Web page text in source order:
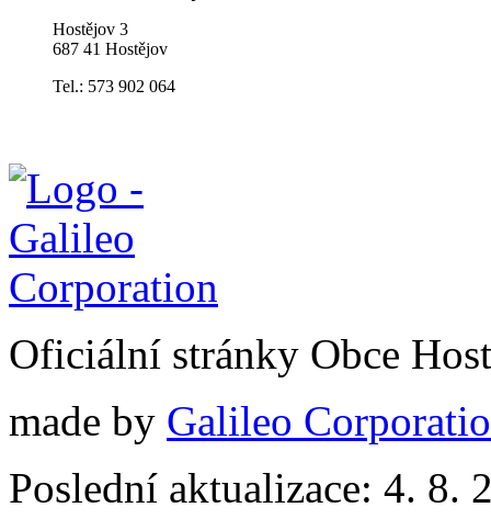
Hostějov 3
687 41 Hostějov
Tel.: 573 902 064
Oficiální stránky Obce
made by Galileo
Poslední aktualizace: 4. 8.